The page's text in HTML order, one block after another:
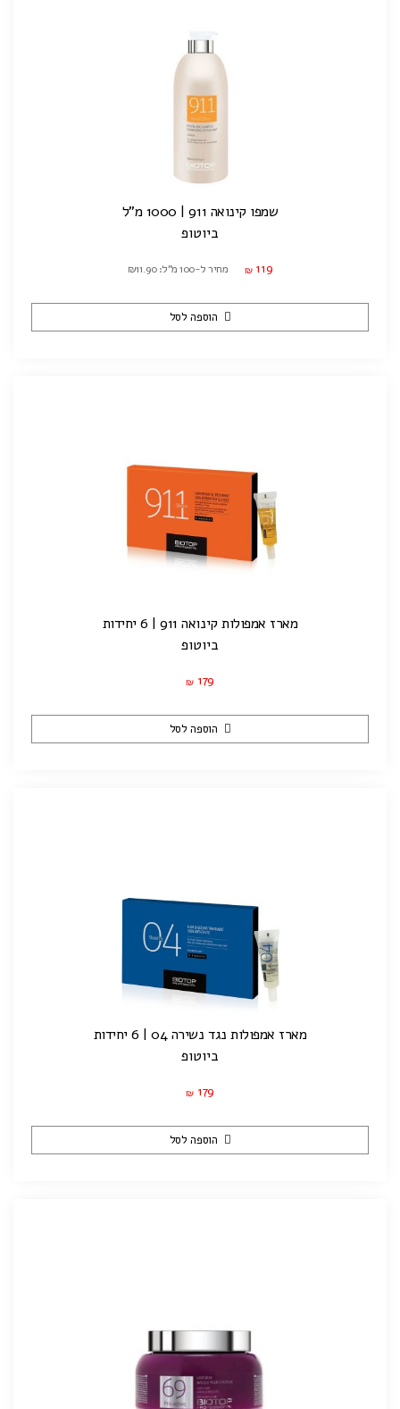
שמפו קינואה 911 | 1000 מ"ל
ביוטופ
₪ 119 מחיר ל-100 מ"ל: ₪11.90
הוספה לסל
מארז אמפולות קינואה 911 | 6 יחידות
ביוטופ
₪ 179
הוספה לסל
מארז אמפולות נגד נשירה 04 | 6 יחידות
ביוטופ
₪ 179
הוספה לסל